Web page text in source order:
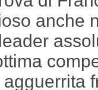
anche